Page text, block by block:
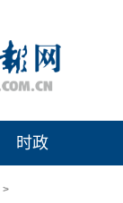
时政
>